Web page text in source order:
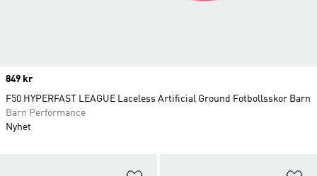
Price
849 kr
F50 HYPERFAST LEAGUE Laceless Artificial Ground Fotbollsskor Barn
Barn Performance
Nyhet